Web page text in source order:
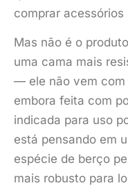
comprar acessórios
Mas não é o
uma cama mais
— ele não vem com
embora feita com
indicada para uso
está pensando em
espécie de berço
mais robusto para